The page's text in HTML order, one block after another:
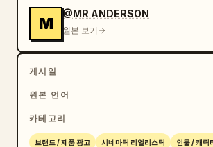
다."
Dior 로고와 함께 다음 태그라인이 나타
아웃됩니다: "Dior. 자신감의 향기."
M
@MR ANDERSON
원본 보기
게시일
원본 언어
카테고리
브랜드 / 제품 광고 시네마틱 리얼리스틱 인물 / 캐릭